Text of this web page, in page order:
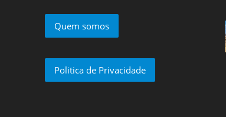
Quem somos
Politica de Privacidade